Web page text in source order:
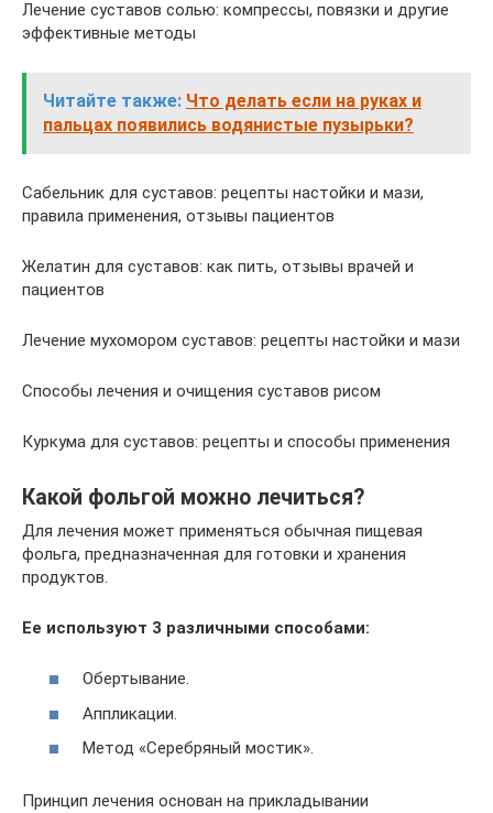
Лечение суставов солью: компрессы, повязки и другие
эффективные методы
Читайте также: Что делать если на руках и
пальцах появились водянистые пузырьки?
Сабельник для суставов: рецепты настойки и мази,
правила применения, отзывы пациентов
Желатин для суставов: как пить, отзывы врачей и
пациентов
Лечение мухомором суставов: рецепты настойки и мази
Способы лечения и очищения суставов рисом
Куркума для суставов: рецепты и способы применения
Какой фольгой можно лечиться?
Для лечения может применяться обычная пищевая
фольга, предназначенная для готовки и хранения
продуктов.
Ее используют 3 различными способами:
Обертывание.
Аппликации.
Метод «Серебряный мостик».
Принцип лечения основан на прикладывании